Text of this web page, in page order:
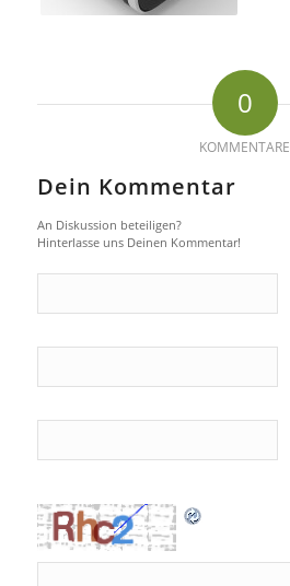
0
KOMMENTARE
Dein Kommentar
An Diskussion beteiligen?
Hinterlasse uns Deinen Kommentar!